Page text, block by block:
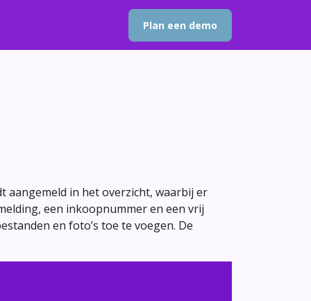
Plan een demo
aangemeld in het overzicht, waarbij er
een inkoopnummer en een vrij
en foto’s toe te voegen. De